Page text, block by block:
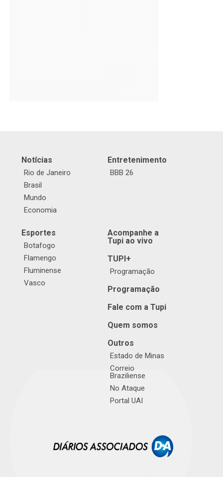
Notícias
Rio de Janeiro
Brasil
Mundo
Economia
Entretenimento
BBB 26
Esportes
Botafogo
Flamengo
Fluminense
Vasco
Acompanhe a
Tupi ao vivo
TUPI+
Programação
Programação
Fale com a Tupi
Quem somos
Outros
Estado de Minas
Correio
Braziliense
No Ataque
Portal UAI